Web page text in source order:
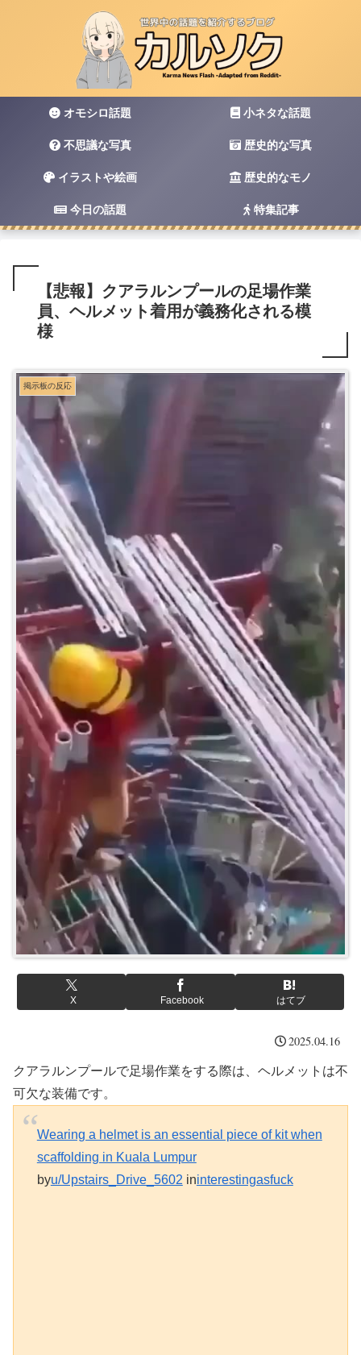
オモシロ話題 小ネタな話題
不思議な写真 歴史的な写真
イラストや絵画 歴史的なモノ
今日の話題 特集記事
【悲報】クアラルンプールの足場作業
員、ヘルメット着用が義務化される模
様
掲示板の反応
X Facebook はてブ
2025.04.16
クアラルンプールで足場作業をする際は、ヘルメットは不
可欠な装備です。
Wearing a helmet is an essential piece of kit when
scaffolding in Kuala Lumpur
byu/Upstairs_Drive_5602 ininterestingasfuck